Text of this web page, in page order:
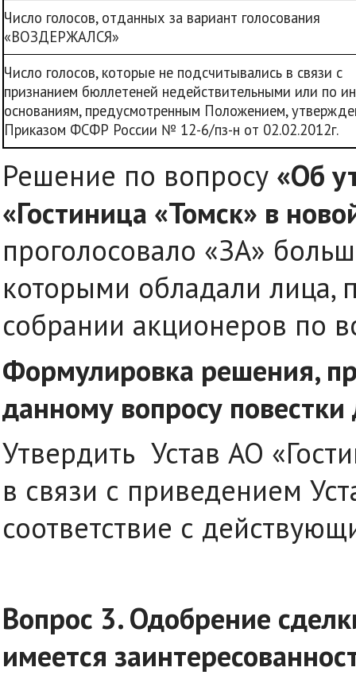
Число голосов, отданных за вариант голосования
«ВОЗДЕРЖАЛСЯ»
Число голосов, которые не подсчитывались в связи с
признанием бюллетеней недействительными или по
основаниям, предусмотренным Положением,
Приказом ФСФР России № 12-6/пз-н от 02.02.2012г.
Решение по вопросу «Об
«Гостиница «Томск» в
проголосовало «ЗА»
которыми обладали лица,
собрании акционеров по
Формулировка решения,
данному вопросу повестки
Утвердить Устав АО
в связи с приведением
соответствие с
Вопрос 3. Одобрение
имеется